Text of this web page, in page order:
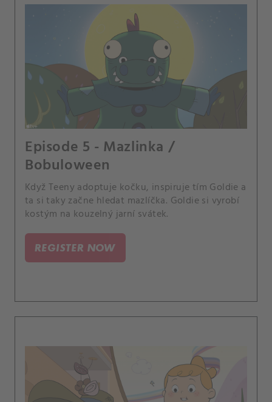
Episode 5 - Mazlinka /
Bobuloween
Když Teeny adoptuje kočku, inspiruje tím Goldie a
ta si taky začne hledat mazlíčka. Goldie si vyrobí
kostým na kouzelný jarní svátek.
REGISTER NOW